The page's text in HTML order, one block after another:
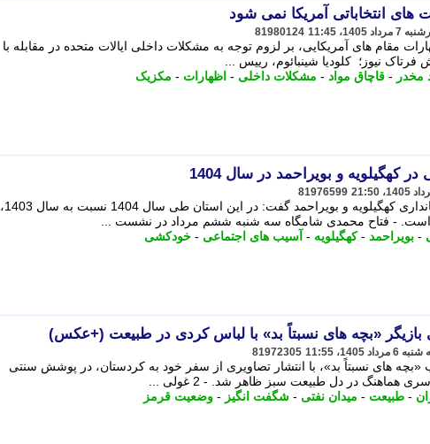
های انتخاباتی آمریکا نمی شود
81980124
مقام های آمریکایی، بر لزوم توجه به مشکلات داخلی ایالات متحده در مقابله با
نیوز؛ کلودیا شینبائوم، رییس ...
مخدر - قاچاق مواد - مشکلات داخلی - اظهارات - مکزیک
81976599
معاون سیاسی، امنیتی و اجتماعی استانداری کهگیلویه و بویراحمد گفت: در این استان طی سال 1404 نسبت به سال 1403،
- بویراحمد -کهگیلویه - آسیب های اجتماعی - خودکشی
بازیگر «بچه های نسبتاً بد» با لباس کردی در طبیعت (+عکس)
81972305
«بچه های نسبتاً بد»، با انتشار تصاویری از سفر خود به کردستان، در پوشش سنتی
در دل طبیعت سبز ظاهر شد. - 2 غولی ...
- طبیعت - میدان نفتی - شگفت انگیز - وضعیت قرمز